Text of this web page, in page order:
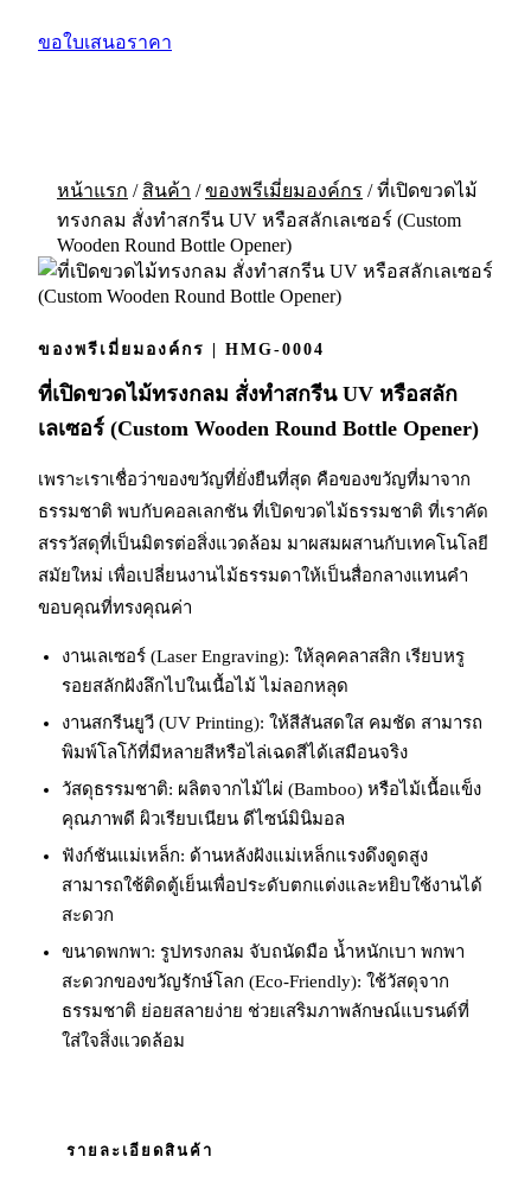
ขอใบเสนอราคา
หน้าแรก / สินค้า / ของพรีเมี่ยมองค์กร / ที่เปิดขวดไม้
ทรงกลม สั่งทำสกรีน UV หรือสลักเลเซอร์ (Custom
Wooden Round Bottle Opener)
ของพรีเมี่ยมองค์กร | HMG-0004
ที่เปิดขวดไม้ทรงกลม สั่งทำสกรีน UV หรือสลัก
เลเซอร์ (Custom Wooden Round Bottle Opener)
เพราะเราเชื่อว่าของขวัญที่ยั่งยืนที่สุด คือของขวัญที่มาจาก
ธรรมชาติ พบกับคอลเลกชัน ที่เปิดขวดไม้ธรรมชาติ ที่เราคัด
สรรวัสดุที่เป็นมิตรต่อสิ่งแวดล้อม มาผสมผสานกับเทคโนโลยี
สมัยใหม่ เพื่อเปลี่ยนงานไม้ธรรมดาให้เป็นสื่อกลางแทนคำ
ขอบคุณที่ทรงคุณค่า
​งานเลเซอร์ (Laser Engraving): ให้ลุคคลาสสิก เรียบหรู
รอยสลักฝังลึกไปในเนื้อไม้ ไม่ลอกหลุด​
งานสกรีนยูวี (UV Printing): ให้สีสันสดใส คมชัด สามารถ
พิมพ์โลโก้ที่มีหลายสีหรือไล่เฉดสีได้เสมือนจริง​
วัสดุธรรมชาติ: ผลิตจากไม้ไผ่ (Bamboo) หรือไม้เนื้อแข็ง
คุณภาพดี ผิวเรียบเนียน ดีไซน์มินิมอล​
ฟังก์ชันแม่เหล็ก: ด้านหลังฝังแม่เหล็กแรงดึงดูดสูง
สามารถใช้ติดตู้เย็นเพื่อประดับตกแต่งและหยิบใช้งานได้
สะดวก
​ขนาดพกพา: รูปทรงกลม จับถนัดมือ น้ำหนักเบา พกพา
สะดวก​ของขวัญรักษ์โลก (Eco-Friendly): ใช้วัสดุจาก
ธรรมชาติ ย่อยสลายง่าย ช่วยเสริมภาพลักษณ์แบรนด์ที่
ใส่ใจสิ่งแวดล้อม
รายละเอียดสินค้า